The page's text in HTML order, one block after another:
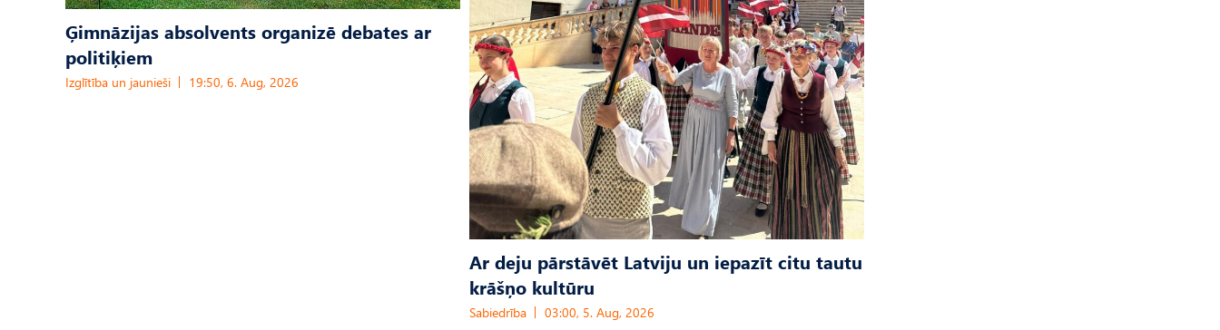
Ģimnāzijas absolvents organizē debates ar
politiķiem
Izglītība un jaunieši 19:50, 6. Aug, 2026
Ar deju pārstāvēt Latviju un iepazīt citu tautu
krāšņo kultūru
Sabiedrība 03:00, 5. Aug, 2026